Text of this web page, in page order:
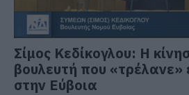
Σίμος Κεδίκογλου: Η
βουλευτή που «τρέλανε»
στην Εύβοια